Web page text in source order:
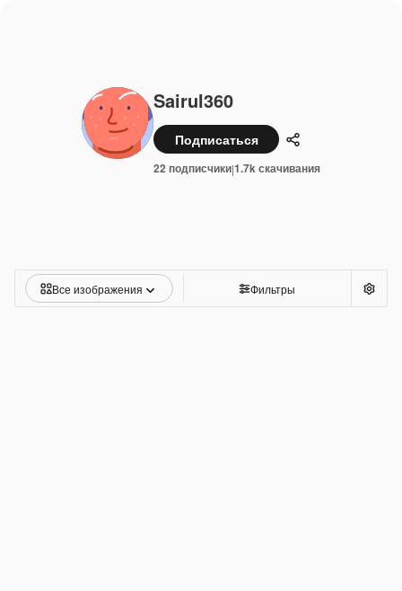
Sairul360
Подписаться Поделиться
22 подписчики|1.7k скачивания
Все изображения Фильтры